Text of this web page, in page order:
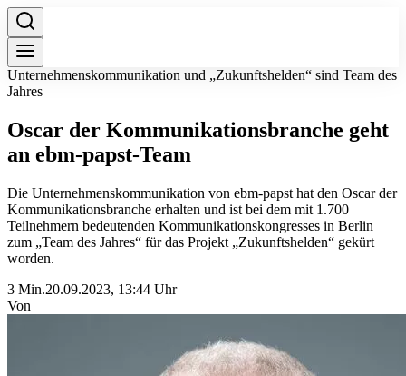
Unternehmenskommunikation und „Zukunftshelden“ sind Team des
Jahres
Oscar der Kommunikationsbranche geht
an ebm-papst-Team
Die Unternehmenskommunikation von ebm-papst hat den Oscar der
Kommunikationsbranche erhalten und ist bei dem mit 1.700
Teilnehmern bedeutenden Kommunikationskongresses in Berlin
zum „Team des Jahres“ für das Projekt „Zukunftshelden“ gekürt
worden.
3 Min.20.09.2023, 13:44 Uhr
Von